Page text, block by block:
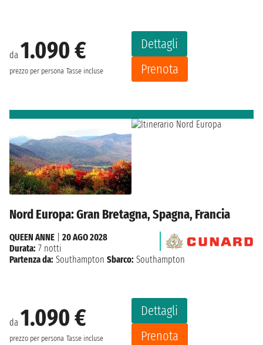
da 1.090 €
prezzo per persona Tasse incluse
Dettagli
Prenota
Nord Europa: Gran Bretagna, Spagna, Francia
da 1.090 €
prezzo per persona Tasse incluse
Dettagli
Prenota
QUEEN ANNE
20 AGO 2028
Durata: 7 notti
Partenza da: Southampton Sbarco: Southampton